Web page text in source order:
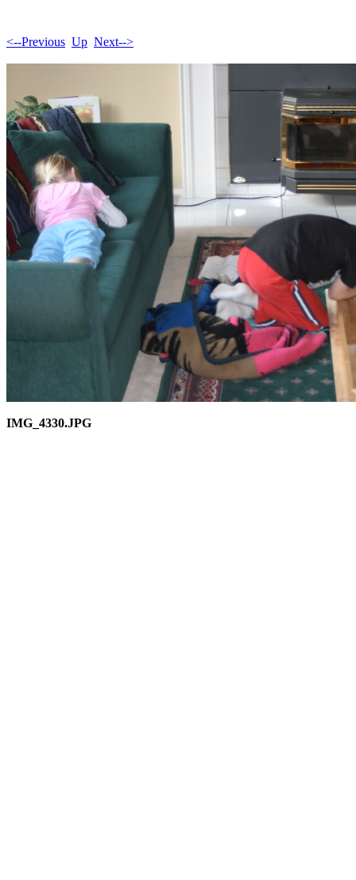
<--Previous Up Next-->
IMG_4330.JPG